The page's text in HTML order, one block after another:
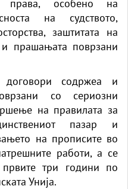
права, особено на
на судството,
заштитата на
и прашањата поврзани
договори содржеа и
со сериозни
на правилата за
пазар и
на прописите во
работи, а се
три години по
Унија.